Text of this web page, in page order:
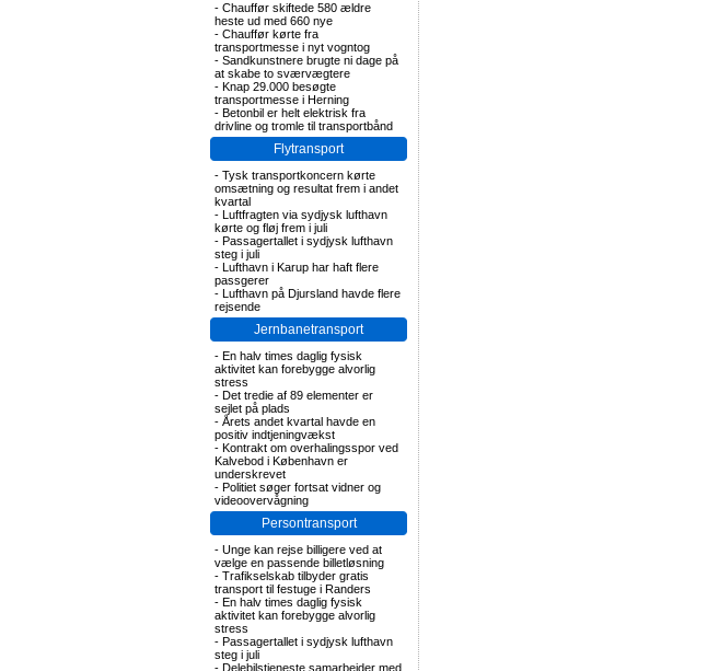
- Chauffør skiftede 580 ældre
heste ud med 660 nye
- Chauffør kørte fra
transportmesse i nyt vogntog
- Sandkunstnere brugte ni dage på
at skabe to sværvægtere
- Knap 29.000 besøgte
transportmesse i Herning
- Betonbil er helt elektrisk fra
drivline og tromle til transportbånd
Flytransport
- Tysk transportkoncern kørte
omsætning og resultat frem i andet
kvartal
- Luftfragten via sydjysk lufthavn
kørte og fløj frem i juli
- Passagertallet i sydjysk lufthavn
steg i juli
- Lufthavn i Karup har haft flere
passgerer
- Lufthavn på Djursland havde flere
rejsende
Jernbanetransport
- En halv times daglig fysisk
aktivitet kan forebygge alvorlig
stress
- Det tredie af 89 elementer er
sejlet på plads
- Årets andet kvartal havde en
positiv indtjeningvækst
- Kontrakt om overhalingsspor ved
Kalvebod i København er
underskrevet
- Politiet søger fortsat vidner og
videoovervågning
Persontransport
- Unge kan rejse billigere ved at
vælge en passende billetløsning
- Trafikselskab tilbyder gratis
transport til festuge i Randers
- En halv times daglig fysisk
aktivitet kan forebygge alvorlig
stress
- Passagertallet i sydjysk lufthavn
steg i juli
- Delebilstjeneste samarbejder med